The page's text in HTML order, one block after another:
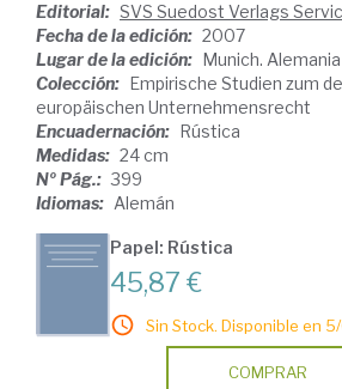
Editorial: SVS Suedost Verlags
Fecha de la edición: 2007
Lugar de la edición: Munich. Alemania
Colección: Empirische Studien zum
europäischen Unternehmensrecht
Encuadernación: Rústica
Medidas: 24 cm
Nº Pág.: 399
Idiomas: Alemán
Papel: Rústica
45,87 €
Sin Stock. Disponible en
COMPRAR